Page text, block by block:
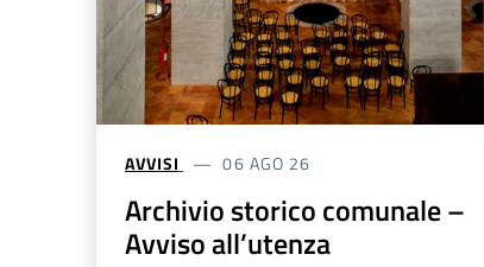
AVVISI 06 AGO 26
Archivio storico comunale –
Avviso all’utenza